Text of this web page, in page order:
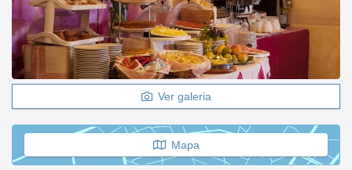
Ver galeria
Mapa